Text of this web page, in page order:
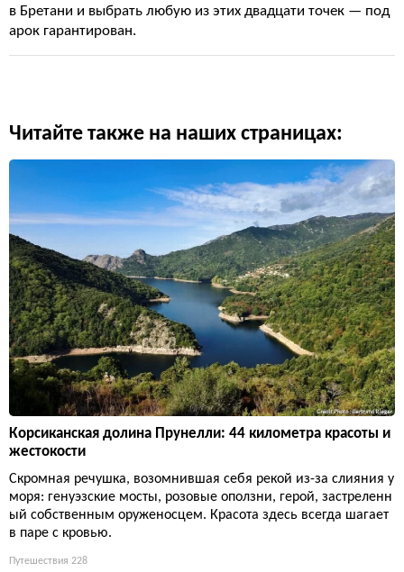
в Бретани и выбрать любую из этих двадцати точек — под
арок гарантирован.
Читайте также на наших страницах:
Корсиканская долина Прунелли: 44 километра красоты и
жестокости
Скромная речушка, возомнившая себя рекой из-за слияния у
моря: генуэзские мосты, розовые оползни, герой, застреленн
ый собственным оруженосцем. Красота здесь всегда шагает
в паре с кровью.
Путешествия 228